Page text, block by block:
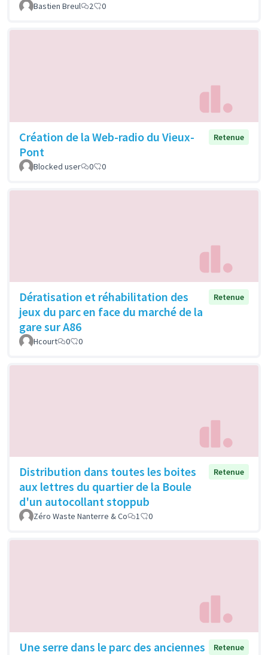
Bastien Breul 2 0
Création de la Web-radio du Vieux-
Pont
Retenue
Blocked user 0 0
Dératisation et réhabilitation des
jeux du parc en face du marché de la
gare sur A86
Retenue
Hcourt 0 0
Distribution dans toutes les boites
aux lettres du quartier de la Boule
d'un autocollant stoppub
Retenue
Zéro Waste Nanterre & Co 1 0
Une serre dans le parc des anciennes
Retenue